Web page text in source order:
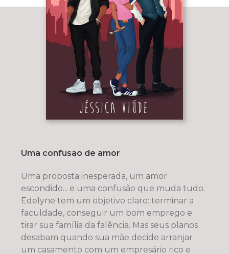
Uma confusão de amor
Uma proposta inesperada, um amor
escondido... e uma confusão que muda tudo.
Edelyne tem um objetivo claro: terminar a
faculdade, conseguir um bom emprego e
tirar sua família da falência. Mas seus planos
desabam quando sua mãe decide arranjar
um casamento com um empresário rico e